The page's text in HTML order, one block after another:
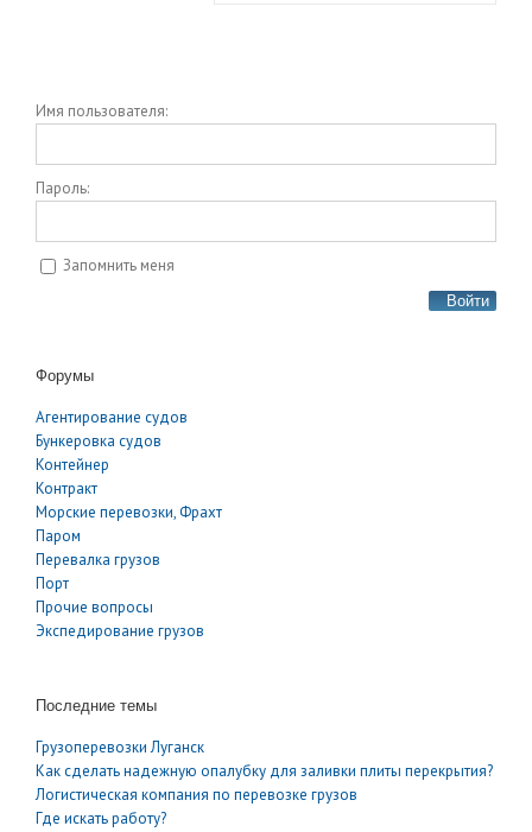
Имя пользователя:
Пароль:
Запомнить меня
Войти
Форумы
Агентирование судов
Бункеровка судов
Контейнер
Контракт
Морские перевозки, Фрахт
Паром
Перевалка грузов
Порт
Прочие вопросы
Экспедирование грузов
Последние темы
Грузоперевозки Луганск
Как сделать надежную опалубку для заливки плиты перекрытия?
Логистическая компания по перевозке грузов
Где искать работу?